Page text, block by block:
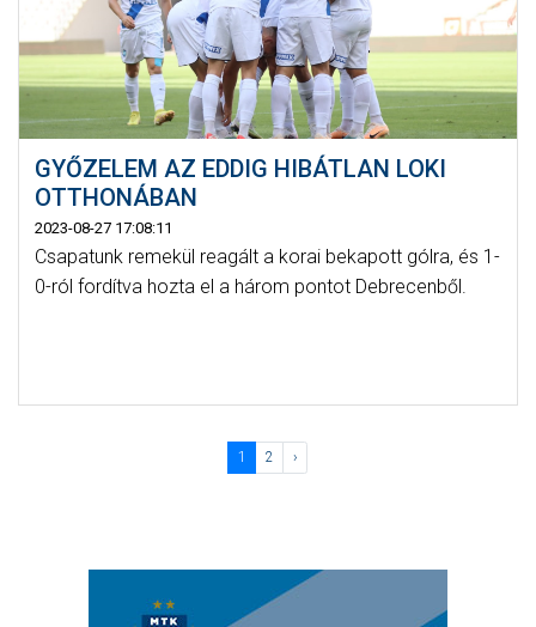
GYŐZELEM AZ EDDIG HIBÁTLAN LOKI
OTTHONÁBAN
2023-08-27 17:08:11
Csapatunk remekül reagált a korai bekapott gólra, és 1-
0-ról fordítva hozta el a három pontot Debrecenből.
1 2 ›